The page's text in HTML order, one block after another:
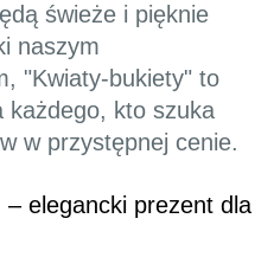
świeże i pięknie
naszym
"Kwiaty-bukiety" to
każdego, kto szuka
w przystępnej cenie.
elegancki prezent dla